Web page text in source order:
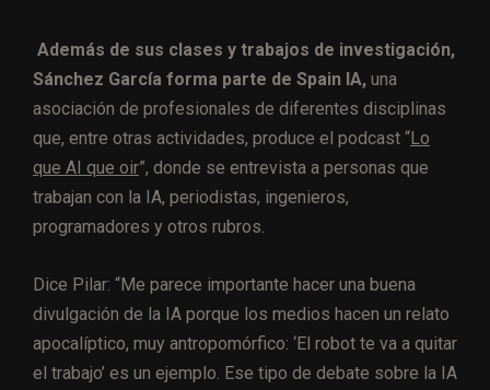
Además de sus clases y trabajos de investigación,
Sánchez García forma parte de Spain IA, una
asociación de profesionales de diferentes disciplinas
que, entre otras actividades, produce el podcast “Lo
que AI que oir”, donde se entrevista a personas que
trabajan con la IA, periodistas, ingenieros,
programadores y otros rubros.
Dice Pilar: “Me parece importante hacer una buena
divulgación de la IA porque los medios hacen un relato
apocalíptico, muy antropomórfico: ‘El robot te va a quitar
el trabajo’ es un ejemplo. Ese tipo de debate sobre la IA